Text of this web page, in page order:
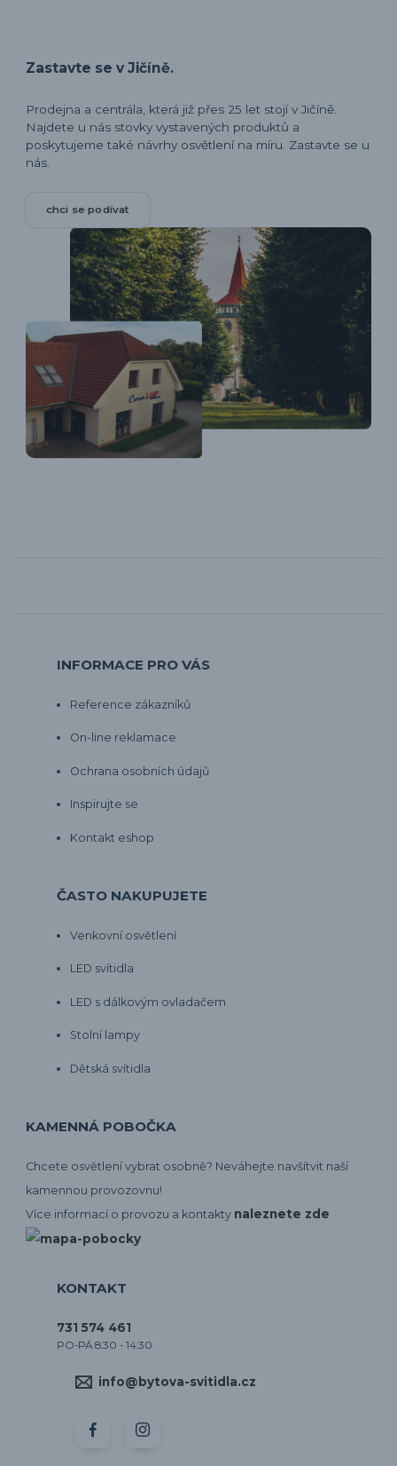
Zastavte se v Jičíně.
Prodejna a centrála, která již přes 25 let stojí v Jičíně.
Najdete u nás stovky vystavených produktů a
poskytujeme také návrhy osvětlení na míru. Zastavte se u
nás.
chci se podívat
INFORMACE PRO VÁS
Reference zákazníků
On-line reklamace
Ochrana osobních údajů
Inspirujte se
Kontakt eshop
ČASTO NAKUPUJETE
Venkovní osvětlení
LED svítidla
LED s dálkovým ovladačem
Stolní lampy
Dětská svítidla
KAMENNÁ POBOČKA
Chcete osvětlení vybrat osobně? Neváhejte navšítvit naší
kamennou provozovnu!
Více informací o provozu a kontakty naleznete zde
KONTAKT
731 574 461
PO-PÁ 8:30 - 14:30
info@bytova-svitidla.cz